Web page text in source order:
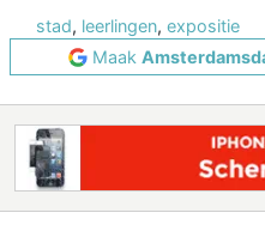
stad, leerlingen, expositie
Maak